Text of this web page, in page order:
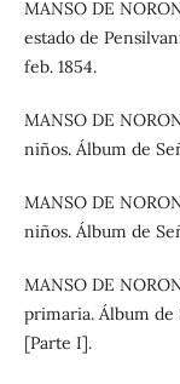
MANSO DE
estado de
feb. 1854.
MANSO DE
niños. Álbum de
MANSO DE
niños. Álbum de
MANSO DE
primaria. Álbum de
[Parte I].